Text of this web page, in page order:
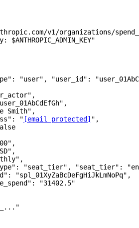
v1/organizations/
$ANTHROPIC_ADMIN_KEY"
: "user" , "user_id" :
,
,
Smith" ,
: " [email protected] " ,
,
,
,
: "seat_tier" , "seat_tier" :
: "spl_01XyZaBcDeFgHiJkLmNoPq" ,
:
"31402.5"